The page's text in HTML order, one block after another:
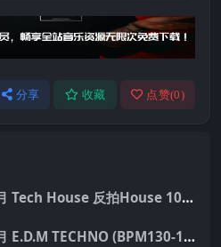
分享 收藏 点赞(0)
【糖果电音】VIP 4月 Tech House 反拍House 100首 Pack
【糖果电音】VIP 4月 E.D.M TECHNO (BPM130-150) 国内外优秀制作人ID 137首 Pack